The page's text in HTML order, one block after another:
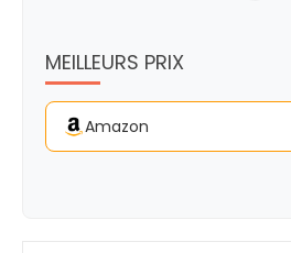
MEILLEURS PRIX
Amazon